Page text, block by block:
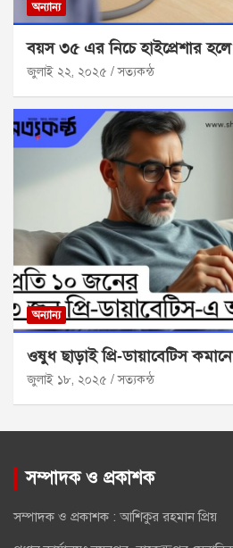
অন্যান্য
বয়স ৩৫ এর নিচে হাইপ্রেশার
জুলাই ২২, ২০২৫ সত্যকন্ঠ
অন্যান্য
ওষুধ ছাড়াই প্রি‑ডায়াবেটিস
জুলাই ১৮, ২০২৫ সত্যকন্ঠ
সম্পাদক ও প্রকাশক
সম্পাদক ও প্রকাশক : আশিকুর রহমান প্রিয়